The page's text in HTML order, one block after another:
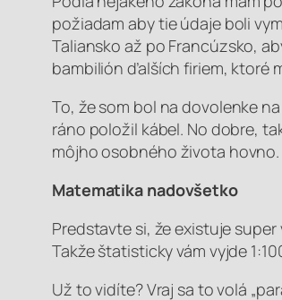
požiadam aby tie údaje boli
Taliansko až po Francúzsko,
bambilión ďalších firiem, ktoré
To, že som bol na dovolenke
ráno položil kábel. No dobre,
môjho osobného života hovno.
Matematika nadovšetko
Predstavte si, že existuje
Takže štatisticky vám vyjde
Už to vidíte? Vraj sa to volá